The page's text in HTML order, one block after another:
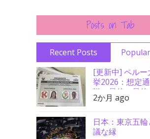
Posts on Tab
Recent Posts
[更新中] ペルー
挙2026：想定
戦、最後の最後
分からず
2か月 ago
日本：東京五
議な縁